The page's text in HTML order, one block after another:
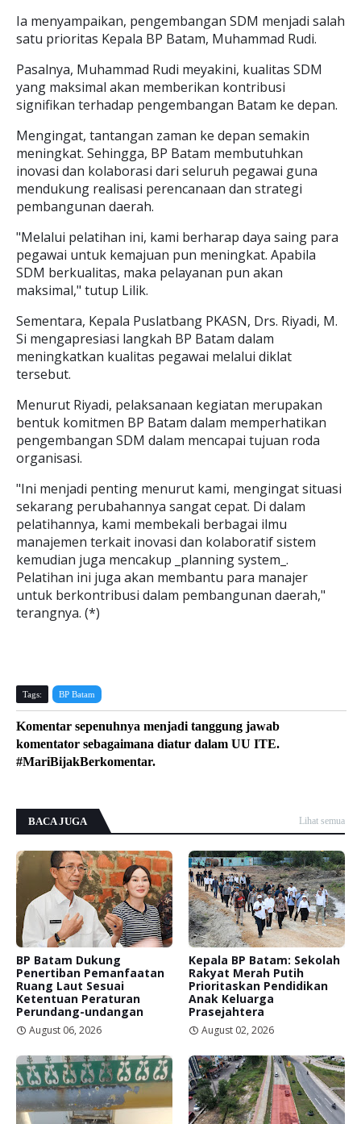
Ia menyampaikan, pengembangan SDM menjadi salah
satu prioritas Kepala BP Batam, Muhammad Rudi.
Pasalnya, Muhammad Rudi meyakini, kualitas SDM
yang maksimal akan memberikan kontribusi
signifikan terhadap pengembangan Batam ke depan.
Mengingat, tantangan zaman ke depan semakin
meningkat. Sehingga, BP Batam membutuhkan
inovasi dan kolaborasi dari seluruh pegawai guna
mendukung realisasi perencanaan dan strategi
pembangunan daerah.
"Melalui pelatihan ini, kami berharap daya saing para
pegawai untuk kemajuan pun meningkat. Apabila
SDM berkualitas, maka pelayanan pun akan
maksimal," tutup Lilik.
Sementara, Kepala Puslatbang PKASN, Drs. Riyadi, M.
Si mengapresiasi langkah BP Batam dalam
meningkatkan kualitas pegawai melalui diklat
tersebut.
Menurut Riyadi, pelaksanaan kegiatan merupakan
bentuk komitmen BP Batam dalam memperhatikan
pengembangan SDM dalam mencapai tujuan roda
organisasi.
"Ini menjadi penting menurut kami, mengingat situasi
sekarang perubahannya sangat cepat. Di dalam
pelatihannya, kami membekali berbagai ilmu
manajemen terkait inovasi dan kolaboratif sistem
kemudian juga mencakup _planning system_.
Pelatihan ini juga akan membantu para manajer
untuk berkontribusi dalam pembangunan daerah,"
terangnya. (*)
Tags: BP Batam
Komentar sepenuhnya menjadi tanggung jawab
komentator sebagaimana diatur dalam UU ITE.
#MariBijakBerkomentar.
BACA JUGA Lihat semua
BP Batam Dukung
Penertiban Pemanfaatan
Ruang Laut Sesuai
Ketentuan Peraturan
Perundang-undangan
August 06, 2026
Kepala BP Batam: Sekolah
Rakyat Merah Putih
Prioritaskan Pendidikan
Anak Keluarga
Prasejahtera
August 02, 2026